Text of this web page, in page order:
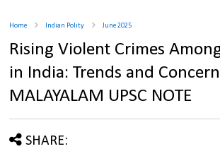
Home Indian Polity June 2025
Rising Violent Crimes
in India: Trends and
MALAYALAM UPSC NOTE
SHARE: